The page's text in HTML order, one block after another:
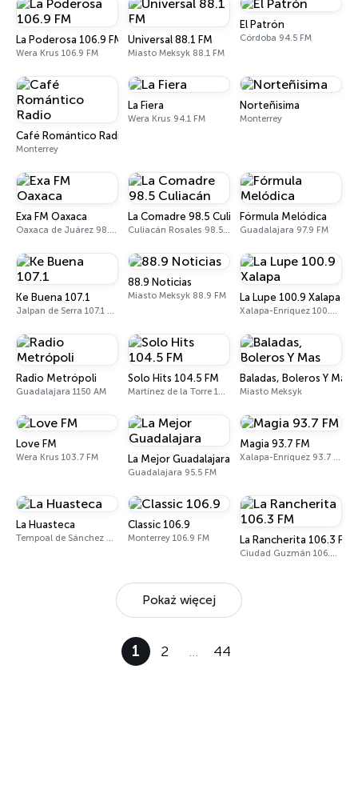
La Poderosa 106.9 FM
Wera Krus 106.9 FM
Universal 88.1 FM
Miasto Meksyk 88.1 FM
El Patrón
Córdoba 94.5 FM
Café Romántico Radio
Monterrey
La Fiera
Wera Krus 94.1 FM
Norteñisima
Monterrey
Exa FM Oaxaca
Oaxaca de Juárez 98.5 FM
La Comadre 98.5 Culiacán
Culiacán Rosales 98.5 FM
Fórmula Melódica
Guadalajara 97.9 FM
Ke Buena 107.1
Jalpan de Serra 107.1 FM
88.9 Noticias
Miasto Meksyk 88.9 FM La Lupe 100.9 Xalapa
Xalapa-Enríquez 100.9 FM
Radio Metrópoli
Guadalajara 1150 AM
Solo Hits 104.5 FM
Martínez de la Torre 104.5 FM
Baladas, Boleros Y Mas
Miasto Meksyk
Love FM
Wera Krus 103.7 FM La Mejor Guadalajara
Guadalajara 95.5 FM
Magia 93.7 FM
Xalapa-Enríquez 93.7 FM
La Huasteca
Tempoal de Sánchez 90.5 FM
Classic 106.9
Monterrey 106.9 FM La Rancherita 106.3 FM
Ciudad Guzmán 106.3 FM
Pokaż więcej
1 2 … 44